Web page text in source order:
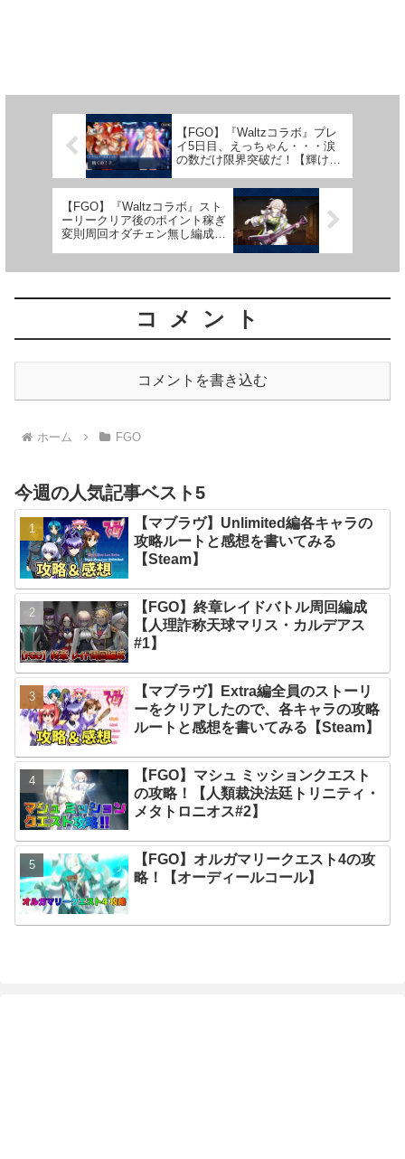
【FGO】『Waltzコラボ』プレ
イ5日目、えっちゃん・・・涙
の数だけ限界突破だ！【輝け！
【FGO】『Waltzコラボ』スト
ーリークリア後のポイント稼ぎ
変則周回オダチェン無し編成と
コメント
コメントを書き込む
ホーム FGO
今週の人気記事ベスト5
【マブラヴ】Unlimited編各キャラの
攻略ルートと感想を書いてみる
【Steam】
【FGO】終章レイドバトル周回編成
【人理詐称天球マリス・カルデアス
#1】
【マブラヴ】Extra編全員のストーリ
ーをクリアしたので、各キャラの攻略
ルートと感想を書いてみる【Steam】
【FGO】マシュ ミッションクエスト
の攻略！【人類裁決法廷トリニティ・
メタトロニオス#2】
【FGO】オルガマリークエスト4の攻
略！【オーディールコール】